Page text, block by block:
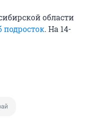
области
подросток. На 14-